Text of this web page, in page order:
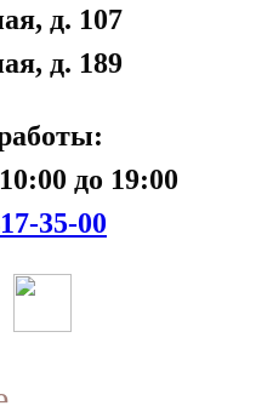
д. 107
д. 189
до 19:00
35-00